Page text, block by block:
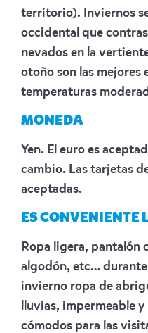
territorio). Inviernos
occidental que
nevados en la
otoño son las mejores
temperaturas
MONEDA
Yen. El euro es
cambio. Las tarjetas
aceptadas.
ES CONVENIENTE
Ropa ligera, pantalón
algodón, etc… durante
invierno ropa de
lluvias, impermeable
cómodos para las